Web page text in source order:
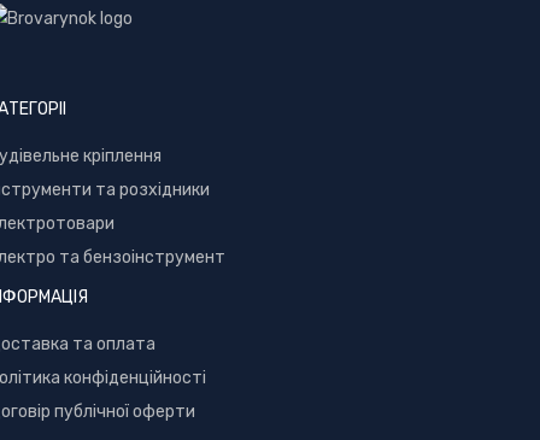
кріплення
та розхідники
та бензоінструмент
та оплата
конфіденційності
публічної оферти